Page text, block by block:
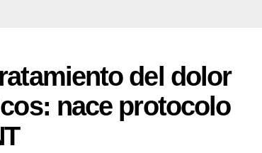
del dolor
nace protocolo
⠀